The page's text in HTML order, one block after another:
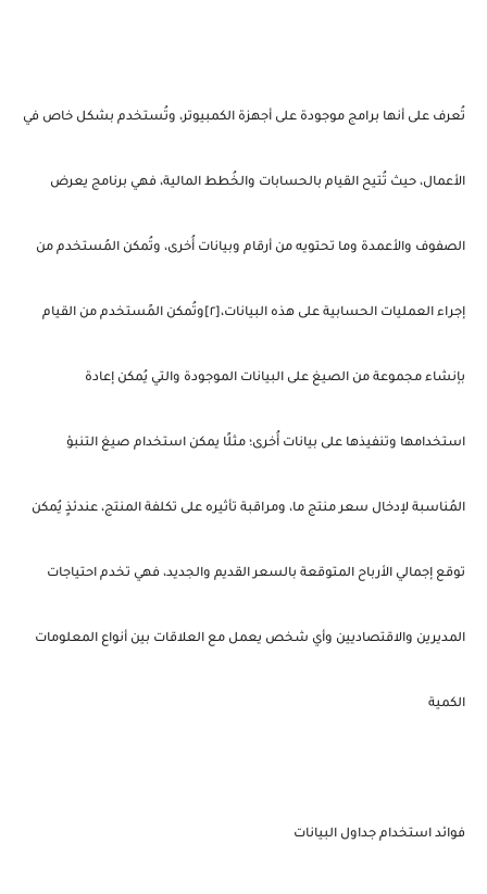
تُعرف على أنها برامج موجودة على أجهزة الكمبيوتر، وتُستخدم بشكل خاص في
الأعمال، حيث تُتيح القيام بالحسابات والخُطط المالية، فهي برنامج يعرض
الصفوف والأعمدة وما تحتويه من أرقام وبيانات أُخرى، وتُمكن المُستخدم من
إجراء العمليات الحسابية على هذه البيانات،[٢]وتُمكن المًستخدم من القيام
بإنشاء مجموعة من الصيغ على البيانات الموجودة والتي يُمكن إعادة
استخدامها وتنفيذها على بيانات أُخرى؛ مثلًا يمكن استخدام صيغ التنبؤ
المُناسبة لإدخال سعر منتج ما، ومراقبة تأثيره على تكلفة المنتج، عندئذٍ يُمكن
توقع إجمالي الأرباح المتوقعة بالسعر القديم والجديد، فهي تخدم احتياجات
المديرين والاقتصاديين وأي شخص يعمل مع العلاقات بين أنواع المعلومات
الكمية
فوائد استخدام جداول البيانات